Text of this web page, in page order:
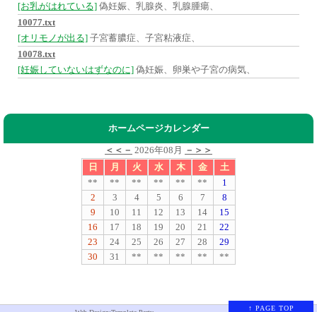
[お乳がはれている] 偽妊娠、乳腺炎、乳腺腫瘍、
10077.txt
[オリモノが出る] 子宮蓄膿症、子宮粘液症、
10078.txt
[妊娠していないはずなのに] 偽妊娠、卵巣や子宮の病気、
ホームページカレンダー
＜＜－ 2026年08月
－＞＞
日
月 火 水 木 金
土
**
** ** ** ** **
1
2
3 4 5 6 7
8
9
10 11 12 13 14
15
16
17 18 19 20 21
22
23
24 25 26 27 28
29
30
31 ** ** ** ** **
↑ PAGE TOP